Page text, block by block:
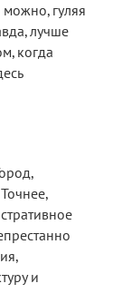
гуляя
лучше
когда
и